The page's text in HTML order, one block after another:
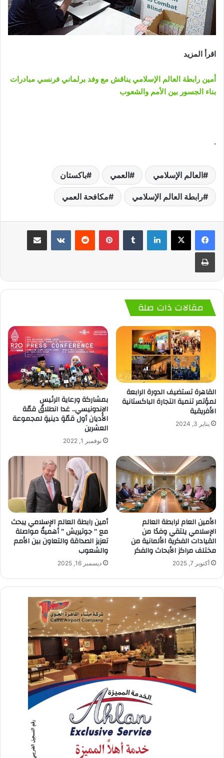
اقرأ المزيد
أمين رابطة العالم الإسلامي يناقش مع وفد برلماني فرنسي مبادرات
بناء الجسور بين الأمم والشعوب
.
العالم الإسلامي العمي باكستان
رابطة العالم الإسلامي مكافحة العمي
لينكدإن بينتيريست
مقالات ذات صلة
القاهرة تستضيف الدورة الرابعة
لمؤتمر تنمية التجارة الباكستانية
الأفريقية
يناير 3, 2024
بمشاركة ورعاية الرئيس
الإندونيسي.. غدا انطلاقُ قمّة
الأديان أول قمّةٍ دينيةٍ لمجموعة
العشرين
نوفمبر 1, 2022
الأمين العام لرابطة العالم
الإسلامي يلتقي وفدًا من
القيادات الفكرية الألمانية من
مختلف مراكز الأبحاث والفكر
أكتوبر 7, 2025
أمين رابطة العالم الإسلامي يبحث
مع ” جوتيريش ” أهميةُ مواصلة
تعزيز الصداقة والتعاون بين الأمم
والشعوب
ديسمبر 16, 2025